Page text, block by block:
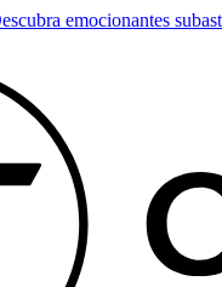
emocionantes